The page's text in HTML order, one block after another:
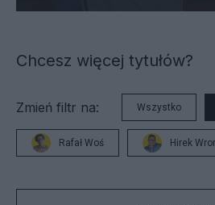
Chcesz więcej tytułów?
Zmień filtr na: Wszystko
Rafał Woś Hirek